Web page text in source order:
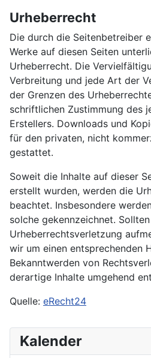
Kalender
Urheberrecht
Die durch die Seitenbetreiber
Werke auf diesen Seiten
Urheberrecht. Die
Verbreitung und jede Art der
der Grenzen des
schriftlichen Zustimmung des
Erstellers. Downloads und
für den privaten, nicht
gestattet.
Soweit die Inhalte auf dieser
erstellt wurden, werden die
beachtet. Insbesondere
solche gekennzeichnet.
Urheberrechtsverletzung
wir um einen entsprechenden
Bekanntwerden von
derartige Inhalte umgehend
Quelle: eRecht24